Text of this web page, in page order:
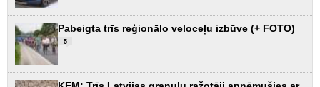
Pabeigta trīs reģionālo veloceļu izbūve (+ FOTO)
5